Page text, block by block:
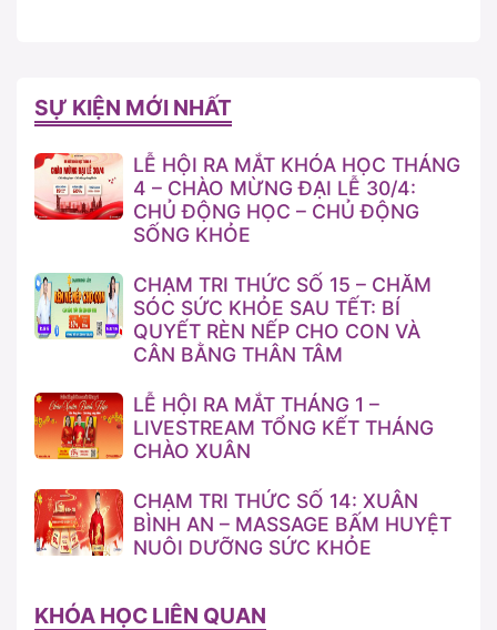
SỰ KIỆN MỚI NHẤT
LỄ HỘI RA MẮT KHÓA HỌC THÁNG
4 – CHÀO MỪNG ĐẠI LỄ 30/4:
CHỦ ĐỘNG HỌC – CHỦ ĐỘNG
SỐNG KHỎE
CHẠM TRI THỨC SỐ 15 – CHĂM
SÓC SỨC KHỎE SAU TẾT: BÍ
QUYẾT RÈN NẾP CHO CON VÀ
CÂN BẰNG THÂN TÂM
LỄ HỘI RA MẮT THÁNG 1 –
LIVESTREAM TỔNG KẾT THÁNG
CHÀO XUÂN
CHẠM TRI THỨC SỐ 14: XUÂN
BÌNH AN – MASSAGE BẤM HUYỆT
NUÔI DƯỠNG SỨC KHỎE
KHÓA HỌC LIÊN QUAN